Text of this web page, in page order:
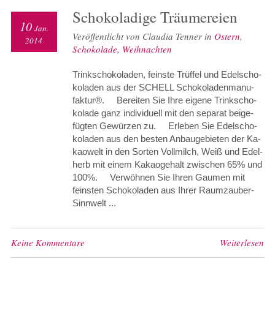
Scho­ko­la­di­ge Träu­me­rei­en
10 Jan.
2014
Veröffentlicht von Claudia Tenner in Ostern,
Schokolade, Weihnachten
Trink­scho­ko­la­den, feins­te Trüf­fel und Edel­scho­
ko­la­den aus der SCHELL Scho­ko­la­den­ma­nu­
fak­tur®. Bereiten Sie Ih­re ei­ge­ne Trink­scho­
ko­la­de ganz in­di­vi­du­ell mit den se­pa­rat bei­ge­
füg­ten Ge­wür­zen zu. Erleben Sie Edel­scho­
ko­la­den aus den bes­ten An­bau­ge­bie­ten der Ka­
kao­welt in den Sorten Voll­milch, Weiß und Edel­
herb mit ei­nem Ka­kao­ge­halt zwi­schen 65% und
100%. Ver­wöh­nen Sie Ih­ren Gau­men mit
feins­ten Scho­ko­la­den aus Ih­rer Raum­zau­ber-
Sinn­welt ...
Keine Kommentare Weiterlesen